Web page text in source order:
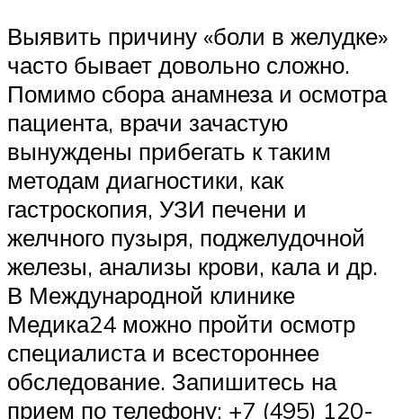
Выявить причину «боли в желудке»
часто бывает довольно сложно.
Помимо сбора анамнеза и осмотра
пациента, врачи зачастую
вынуждены прибегать к таким
методам диагностики, как
гастроскопия, УЗИ печени и
желчного пузыря, поджелудочной
железы, анализы крови, кала и др.
В Международной клинике
Медика24 можно пройти осмотр
специалиста и всестороннее
обследование. Запишитесь на
прием по телефону: +7 (495) 120-